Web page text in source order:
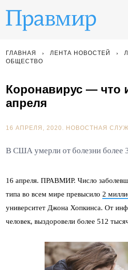
ГЛАВНАЯ ЛЕНТА НОВОСТЕЙ
ОБЩЕСТВО
Коронавирус — что
апреля
16 АПРЕЛЯ, 2020. НОВОСТНАЯ
В США умерли от болезни более
16 апреля. ПРАВМИР. Число
типа во всем мире превысило 2
университет Джона Хопкинса. От
человек, выздоровели более 512